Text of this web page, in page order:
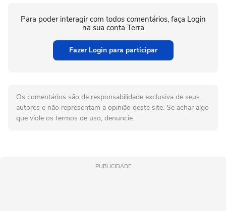
Para poder interagir com todos comentários, faça Login
na sua conta Terra
Fazer Login para participar
Os comentários são de responsabilidade exclusiva de seus
autores e não representam a opinião deste site. Se achar algo
que viole os termos de uso, denuncie.
PUBLICIDADE